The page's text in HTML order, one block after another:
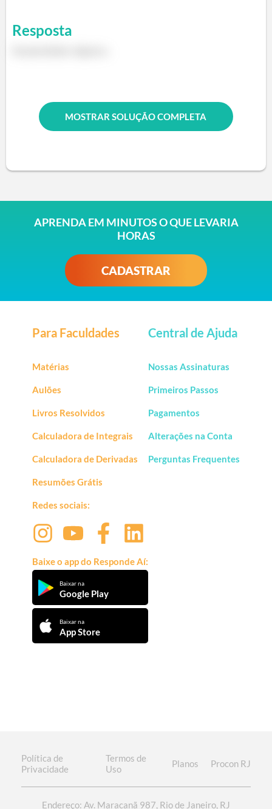
Resposta
MOSTRAR SOLUÇÃO COMPLETA
APRENDA EM MINUTOS O QUE LEVARIA
HORAS
CADASTRAR
Para Faculdades
Matérias
Aulões
Livros Resolvidos
Calculadora de Integrais
Calculadora de Derivadas
Resumões Grátis
Redes sociais:
Baixe o app do Responde Aí:
Baixar na
Google Play
Baixar na
App Store
Central de Ajuda
Nossas Assinaturas
Primeiros Passos
Pagamentos
Alterações na Conta
Perguntas Frequentes
Política de
Privacidade
Termos de
Uso
Planos Procon RJ
Endereço: Av. Maracanã 987, Rio de Janeiro, RJ